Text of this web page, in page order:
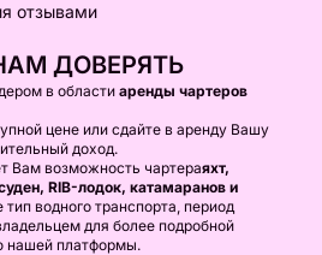
отзывами
ДОВЕРЯТЬ
в области аренды чартеров
цене или сдайте в аренду Вашу
доход.
Вам возможность чартераяхт,
RIB-лодок, катамаранов и
тип водного транспорта, период
для более подробной
нашей платформы.